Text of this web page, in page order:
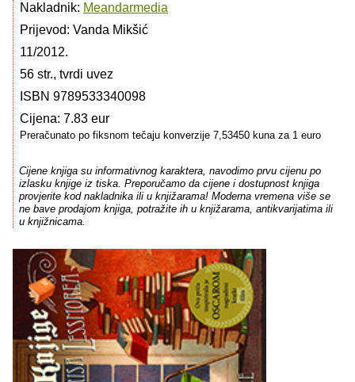
Nakladnik: Meandarmedia
Prijevod: Vanda Mikšić
11/2012.
56 str., tvrdi uvez
ISBN 9789533340098
Cijena: 7.83 eur
Preračunato po fiksnom tečaju konverzije 7,53450 kuna za 1 euro
Cijene knjiga su informativnog karaktera, navodimo prvu cijenu po
izlasku knjige iz tiska. Preporučamo da cijene i dostupnost knjiga
provjerite kod nakladnika ili u knjižarama! Moderna vremena više se
ne bave prodajom knjiga, potražite ih u knjižarama, antikvarijatima ili
u knjižnicama.